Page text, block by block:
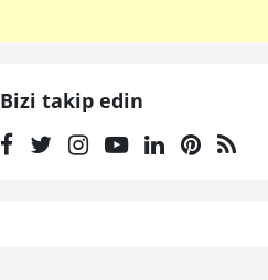
Bizi takip edin